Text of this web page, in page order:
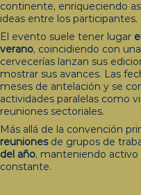
continente, enriqueciendo
ideas entre los participantes.
El evento suele tener lugar
verano, coincidiendo con
cervecerías lanzan sus
mostrar sus avances. Las
meses de antelación y se
actividades paralelas como
reuniones sectoriales.
Más allá de la convención
reuniones de grupos de
del año, manteniendo
constante.